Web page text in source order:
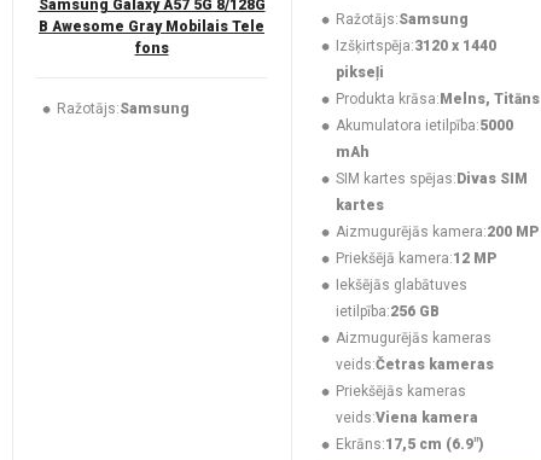
Samsung Galaxy A57 5G 8/128G
B Awesome Gray Mobilais Tele
fons
Ražotājs:Samsung
Ražotājs:Samsung
Izšķirtspēja:3120 x 1440
pikseļi
Produkta krāsa: Melns, Titāns
Akumulatora ietilpība:5000
mAh
SIM kartes spējas: Divas SIM
kartes
Aizmugurējās kamera:200 MP
Priekšējā kamera:12 MP
Iekšējās glabātuves
ietilpība:256 GB
Aizmugurējās kameras
veids:Četras kameras
Priekšējās kameras
veids:Viena kamera
Ekrāns:17,5 cm (6.9")